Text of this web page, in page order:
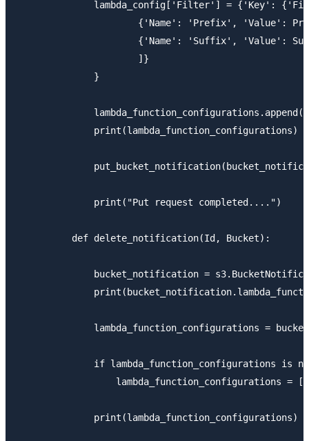
lambda_config['Filter'] = {'Key':
{'Name': 'Prefix', 'Value':
{'Name': 'Suffix', 'Value':
                      ]}
              }
              print(lambda_function_configurations)
              print("Put request completed....")
          def delete_notification(Id, Bucket):
bucket_notification =
lambda_function_configurations =
if lambda_function_configurations is
lambda_function_configurations =
              print(lambda_function_configurations)